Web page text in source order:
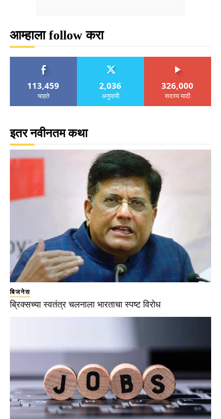
आम्हाला follow करा
113,459
चाहते
2,036
अनुयायी
326,000
सदस्य यादी
इतर नवीनतम कथा
बिजनेस
ब्रिक्सच्या स्वतंत्र चलनाला भारताचा स्पष्ट विरोध